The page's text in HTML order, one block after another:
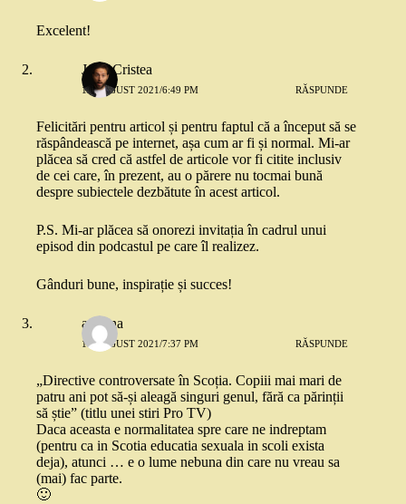
Excelent!
John Cristea
18 AUGUST 2021/6:49 PM RĂSPUNDE
Felicitări pentru articol și pentru faptul că a început să se
răspândească pe internet, așa cum ar fi și normal. Mi-ar
plăcea să cred că astfel de articole vor fi citite inclusiv
de cei care, în prezent, au o părere nu tocmai bună
despre subiectele dezbătute în acest articol.
P.S. Mi-ar plăcea să onorezi invitația în cadrul unui
episod din podcastul pe care îl realizez.
Gânduri bune, inspirație și succes!
ariadna
18 AUGUST 2021/7:37 PM RĂSPUNDE
„Directive controversate în Scoția. Copiii mai mari de
patru ani pot să-și aleagă singuri genul, fără ca părinții
să știe” (titlu unei stiri Pro TV)
Daca aceasta e normalitatea spre care ne indreptam
(pentru ca in Scotia educatia sexuala in scoli exista
deja), atunci … e o lume nebuna din care nu vreau sa
(mai) fac parte.
🙂